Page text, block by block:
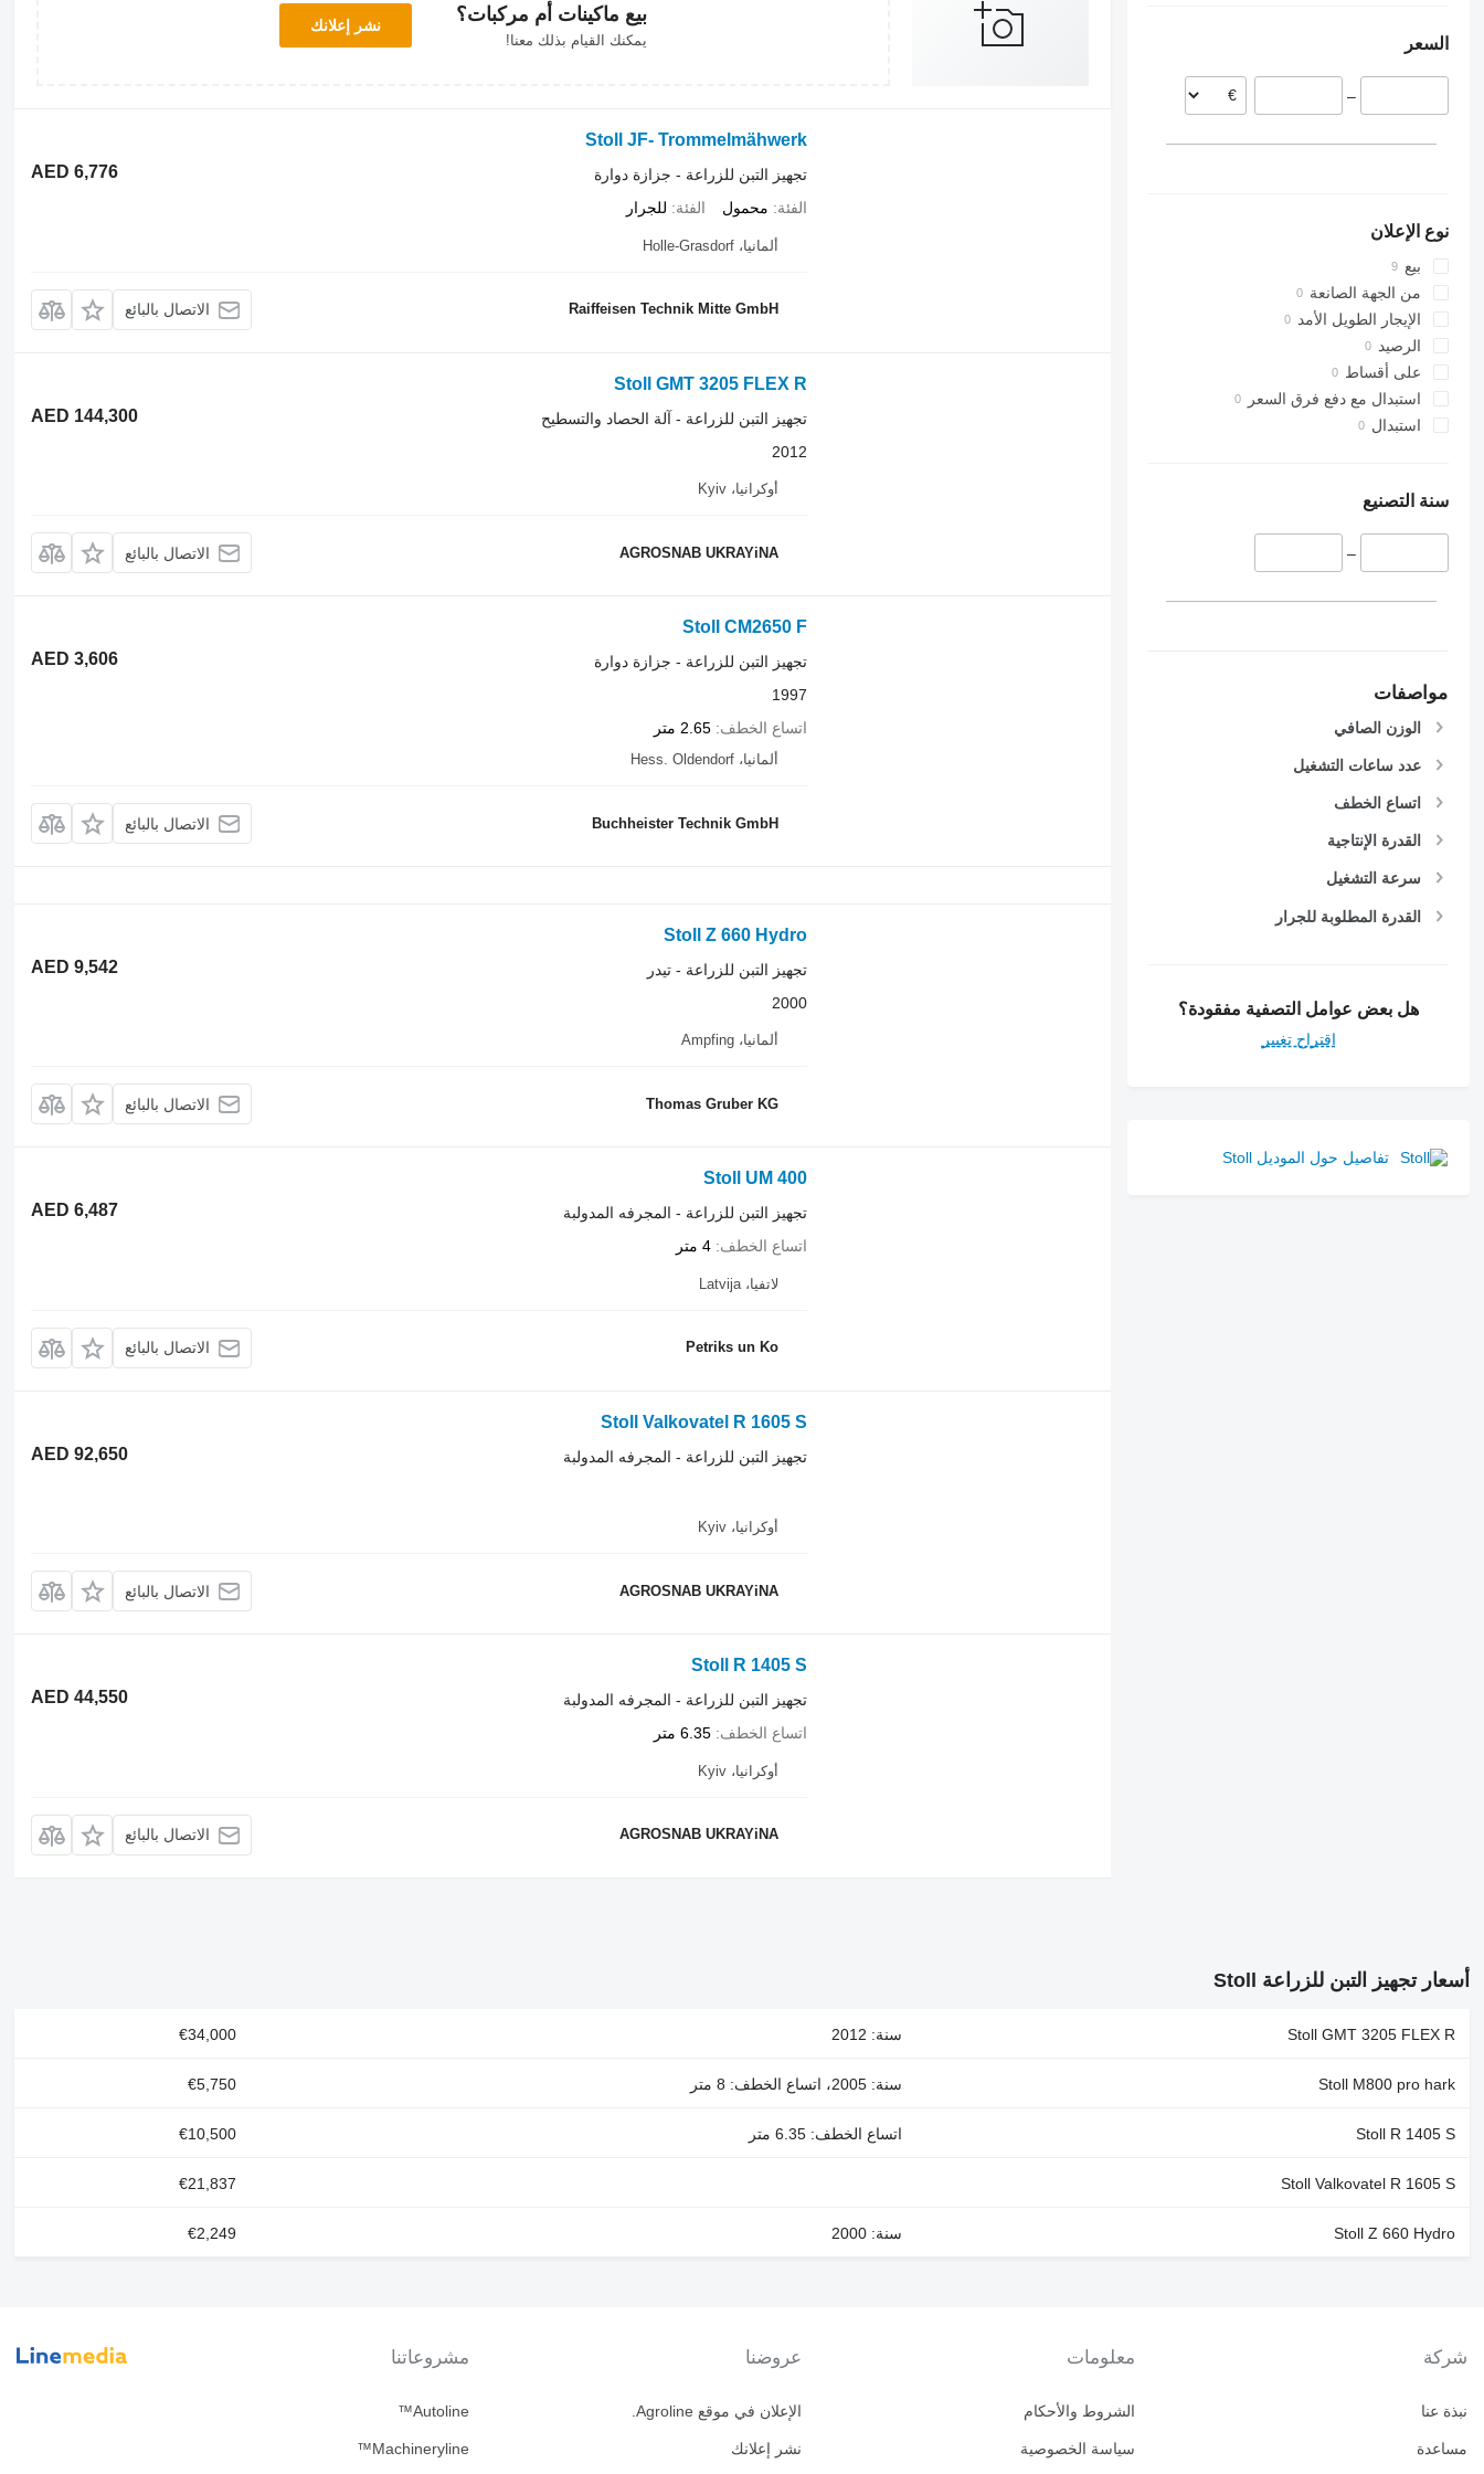
M-series
السعر
–
نوع الإعلان
بيع
من الجهة الصانعة
الإيجار الطويل الأمد
الرصيد
على أقساط
استبدال مع دفع فرق السعر
استبدال
سنة التصنيع
–
مواصفات
الوزن الصافي
عدد ساعات التشغيل
اتساع الخطف
القدرة الإنتاجية
سرعة التشغيل
القدرة المطلوبة للجرار
هل بعض عوامل التصفية مفقودة؟
اقتراح تغيير
تفاصيل حول الموديل Stoll
بيع ماكينات أم مركبات؟
يمكنك القيام بذلك معنا!
نشر إعلانك
Stoll JF- Trommelmähwerk
AED 6,776
تجهيز التبن للزراعة - جزازة دوارة
الفئة
محمول الفئة للجرار
ألمانيا، Holle-Grasdorf
Raiffeisen Technik Mitte GmbH الاتصال بالبائع
Stoll GMT 3205 FLEX R
AED 144,300
تجهيز التبن للزراعة - آلة الحصاد والتسطيح
2012
أوكرانيا، Kyiv
AGROSNAB UKRAYiNA الاتصال بالبائع
Stoll CM2650 F
AED 3,606
تجهيز التبن للزراعة - جزازة دوارة
1997
اتساع الخطف 2.65 متر
ألمانيا، Hess. Oldendorf
Buchheister Technik GmbH الاتصال بالبائع
Stoll Z 660 Hydro
AED 9,542
تجهيز التبن للزراعة - تيدر
2000
ألمانيا، Ampfing
Thomas Gruber KG الاتصال بالبائع
Stoll UM 400
AED 6,487
تجهيز التبن للزراعة - المجرفه المدولبة
اتساع الخطف 4 متر
لاتفيا، Latvija
Petriks un Ko الاتصال بالبائع
Stoll Valkovatel R 1605 S
AED 92,650
تجهيز التبن للزراعة - المجرفه المدولبة
أوكرانيا، Kyiv
AGROSNAB UKRAYiNA الاتصال بالبائع
Stoll R 1405 S
AED 44,550
تجهيز التبن للزراعة - المجرفه المدولبة
اتساع الخطف 6.35 متر
أوكرانيا، Kyiv
AGROSNAB UKRAYiNA الاتصال بالبائع
أسعار تجهيز التبن للزراعة Stoll
Stoll GMT 3205 FLEX R سنة: 2012 €34,000
Stoll M800 pro hark سنة: 2005، اتساع الخطف: 8 متر €5,750
Stoll R 1405 S اتساع الخطف: 6.35 متر €10,500
Stoll Valkovatel R 1605 S
€21,837
Stoll Z 660 Hydro سنة: 2000 €2,249
شركة
نبذة عنا
مساعدة
معلومات
الشروط والأحكام
سياسة الخصوصية
عروضنا
الإعلان في موقع Agroline.
نشر إعلانك
مشروعاتنا
Autoline™
Machineryline™